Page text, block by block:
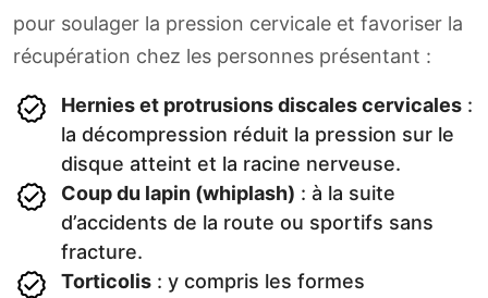
pour soulager la pression cervicale et favoriser la
récupération chez les personnes présentant :
Hernies et protrusions discales cervicales :
la décompression réduit la pression sur le
disque atteint et la racine nerveuse.
Coup du lapin (whiplash) : à la suite
d’accidents de la route ou sportifs sans
fracture.
Torticolis : y compris les formes